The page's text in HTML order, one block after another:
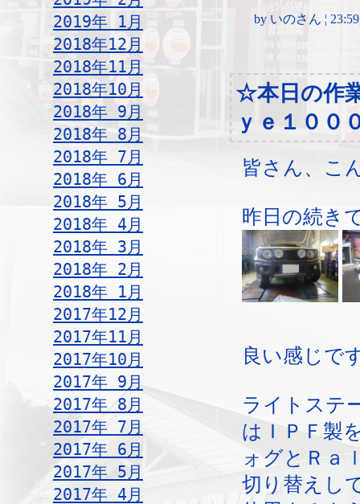
2019年 1月
2018年12月
2018年11月
2018年10月
2018年 9月
2018年 8月
2018年 7月
2018年 6月
2018年 5月
2018年 4月
2018年 3月
2018年 2月
2018年 1月
2017年12月
2017年11月
2017年10月
2017年 9月
2017年 8月
2017年 7月
2017年 6月
2017年 5月
2017年 4月
by いのさん ¦
☆本日の作
ｙｅ１００
皆さん、こ
昨日の続き
良い感じで
ライトステ
はＩＰＦ製
ォグとＲａ
切り替えし